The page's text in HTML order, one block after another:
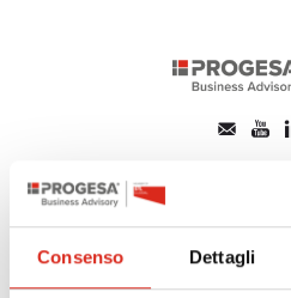
Consenso Dettagli
CHI SIAMO
primo
consolidato